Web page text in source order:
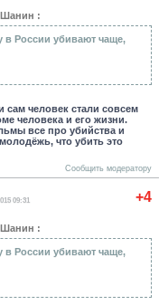
:
в России убивают чаще,
сам человек стали совсем
человека и его жизни.
все про убийства и
что убить это
Сообщить модератору
+4
09:31
:
в России убивают чаще,